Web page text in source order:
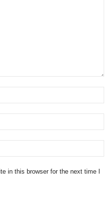
in this browser for the next time I